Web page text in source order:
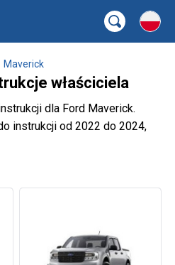
Maverick
właściciela
dla Ford Maverick.
instrukcji od 2022 do 2024,